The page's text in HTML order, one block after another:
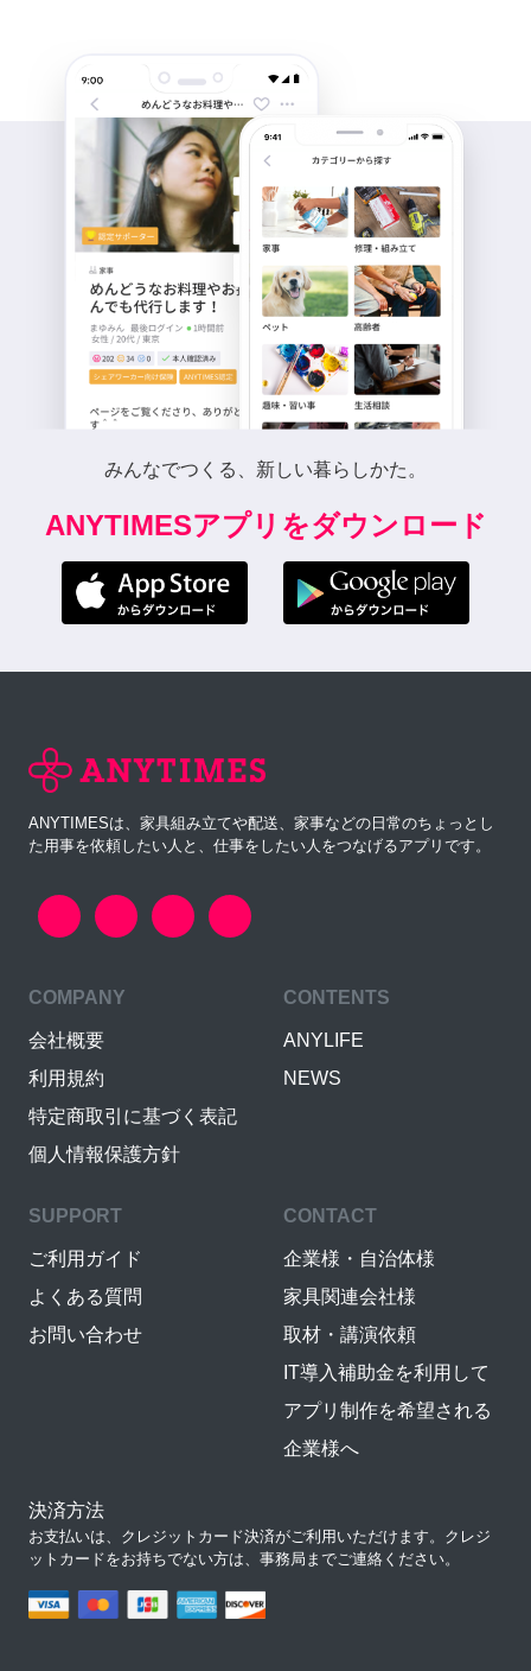
みんなでつくる、新しい暮らしかた。
ANYTIMESアプリをダウンロード
ANYTIMESは、家具組み立てや配送、家事などの日常のちょっとし
た用事を依頼したい人と、仕事をしたい人をつなげるアプリです。
COMPANY
会社概要
利用規約
特定商取引に基づく表記
個人情報保護方針
CONTENTS
ANYLIFE
NEWS
SUPPORT
ご利用ガイド
よくある質問
お問い合わせ
CONTACT
企業様・自治体様
家具関連会社様
取材・講演依頼
IT導入補助金を利用して
アプリ制作を希望される
企業様へ
決済方法
お支払いは、クレジットカード決済がご利用いただけます。クレジ
ットカードをお持ちでない方は、事務局までご連絡ください。